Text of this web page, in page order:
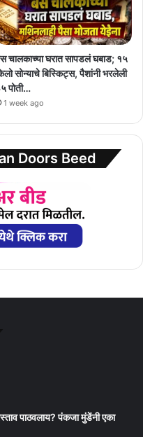
चालकाच्या घरात सापडलं घबाड; १५
सोन्याचे बिस्किट्स, पैशांनी भरलेली
पोती…
1 week ago
Doors Beed
पाठवलाय? पंकजा मुंडेंनी एका